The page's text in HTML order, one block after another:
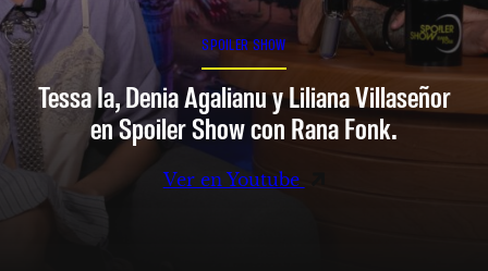
SPOILER SHOW
Tessa Ia, Denia Agalianu y Liliana Villaseñor
en Spoiler Show con Rana Fonk.
Ver en Youtube